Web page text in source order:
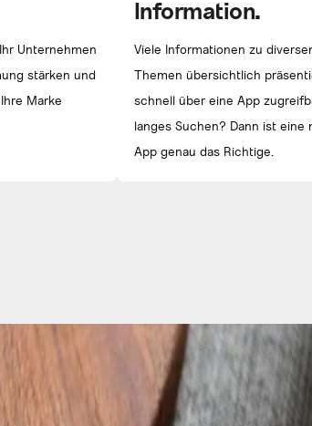
Unternehmen
stärken und
Marke
Information.
Viele Informationen zu
Themen übersichtlich
schnell über eine App
langes Suchen? Dann ist eine
App genau das Richtige.